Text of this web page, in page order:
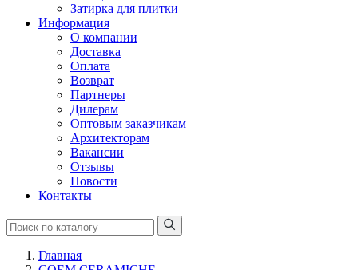
Затирка для плитки
Информация
О компании
Доставка
Оплата
Возврат
Партнеры
Дилерам
Оптовым заказчикам
Архитекторам
Вакансии
Отзывы
Новости
Контакты
Главная